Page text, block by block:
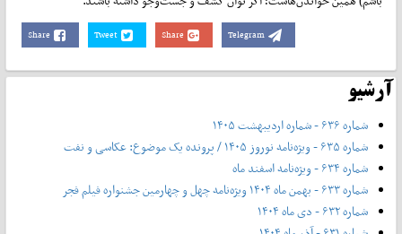
Share Tweet Share Telegram
آرشیو
شماره ۶۳۶ - شماره اردیبهشت ۱۴۰۵
شماره ۶۳۵ - ویژه‌نامه نوروز ۱۴۰۵ / پرونده یک موضوع: عکاسی و نفت
شماره ۶۳۴ - ویژه‌نامه اسفند ماه
شماره ۶۳۳ - بهمن ماه ۱۴۰۴ ویژه‌نامه چهل‌ و‌ چهارمین جشنواره فیلم فجر
شماره ۶۳۲ - دی ماه ۱۴۰۴